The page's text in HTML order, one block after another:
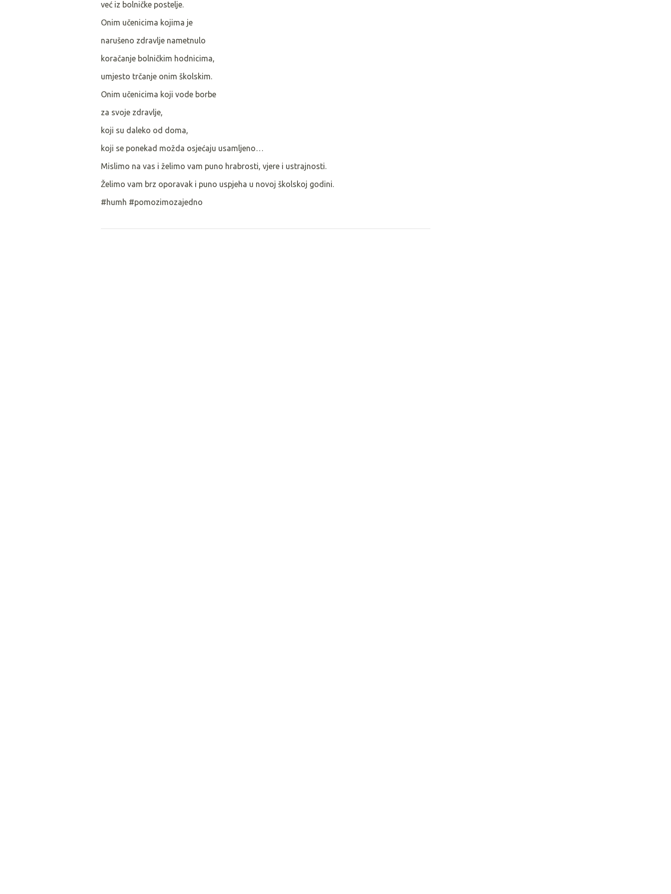
već iz bolničke postelje.
Onim učenicima kojima je
narušeno zdravlje nametnulo
koračanje bolničkim hodnicima,
umjesto trčanje onim školskim.
Onim učenicima koji vode borbe
za svoje zdravlje,
koji su daleko od doma,
koji se ponekad možda osjećaju usamljeno…
Mislimo na vas i želimo vam puno hrabrosti, vjere i ustrajnosti.
Želimo vam brz oporavak i puno uspjeha u novoj školskoj godini.
#humh #pomozimozajedno